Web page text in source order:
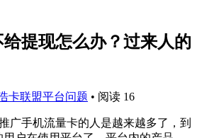
提现怎么办？过来人的
卡联盟平台问题 • 阅读 16
广手机流量卡的人是越来越多了，到